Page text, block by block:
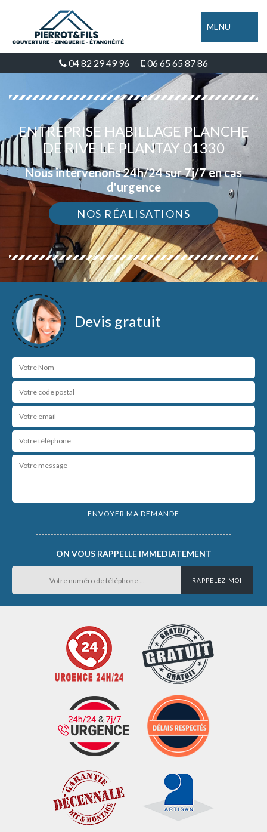
MENU
04 82 29 49 96 06 65 65 87 86
ENTREPRISE HABILLAGE PLANCHE
DE RIVE LE PLANTAY 01330
Nous intervenons 24h/24 sur 7j/7 en cas
d'urgence
NOS RÉALISATIONS
Devis gratuit
ON VOUS RAPPELLE IMMEDIATEMENT